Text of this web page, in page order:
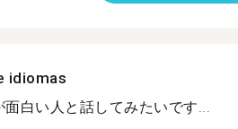
idiomas
白い人と話してみたいです...